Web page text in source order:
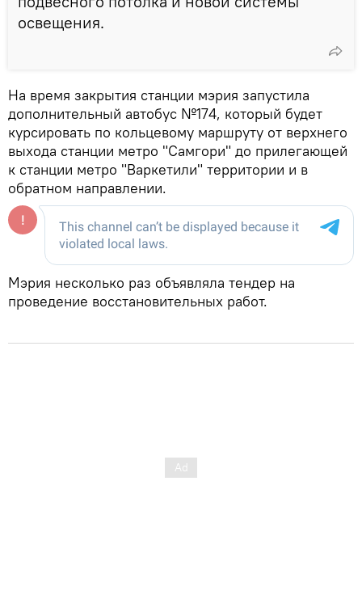
освещения.
На время закрытия станции мэрия запустила
дополнительный автобус №174, который будет
курсировать по кольцевому маршруту от верхнего
выхода станции метро "Самгори" до прилегающей
к станции метро "Варкетили" территории и в
обратном направлении.
Мэрия несколько раз объявляла тендер на
проведение восстановительных работ.